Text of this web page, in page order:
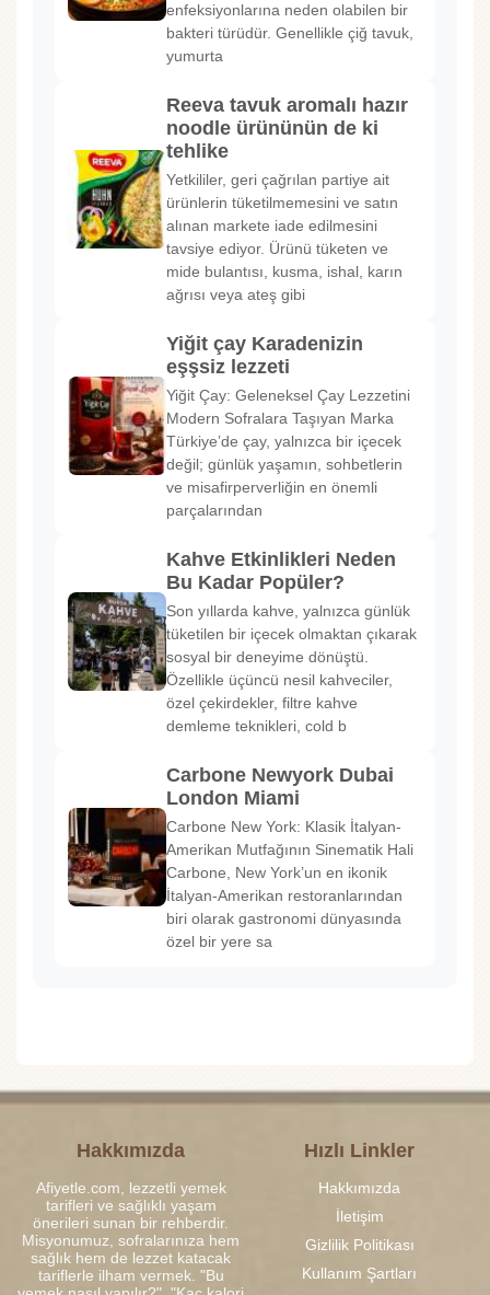
enfeksiyonlarına neden olabilen bir
bakteri türüdür. Genellikle çiğ tavuk,
yumurta
Reeva tavuk aromalı hazır
noodle ürününün de ki
tehlike
Yetkililer, geri çağrılan partiye ait
ürünlerin tüketilmemesini ve satın
alınan markete iade edilmesini
tavsiye ediyor. Ürünü tüketen ve
mide bulantısı, kusma, ishal, karın
ağrısı veya ateş gibi
Yiğit çay Karadenizin
eşşsiz lezzeti
Yiğit Çay: Geleneksel Çay Lezzetini
Modern Sofralara Taşıyan Marka
Türkiye’de çay, yalnızca bir içecek
değil; günlük yaşamın, sohbetlerin
ve misafirperverliğin en önemli
parçalarından
Kahve Etkinlikleri Neden
Bu Kadar Popüler?
Son yıllarda kahve, yalnızca günlük
tüketilen bir içecek olmaktan çıkarak
sosyal bir deneyime dönüştü.
Özellikle üçüncü nesil kahveciler,
özel çekirdekler, filtre kahve
demleme teknikleri, cold b
Carbone Newyork Dubai
London Miami
Carbone New York: Klasik İtalyan-
Amerikan Mutfağının Sinematik Hali
Carbone, New York’un en ikonik
İtalyan-Amerikan restoranlarından
biri olarak gastronomi dünyasında
özel bir yere sa
Hakkımızda
Afiyetle.com, lezzetli yemek
tarifleri ve sağlıklı yaşam
önerileri sunan bir rehberdir.
Misyonumuz, sofralarınıza hem
sağlık hem de lezzet katacak
tariflerle ilham vermek. "Bu
Hızlı Linkler
Hakkımızda
İletişim
Gizlilik Politikası
Kullanım Şartları